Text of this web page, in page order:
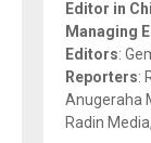
r
:
Editor in
Managing
Editors:
Reporters:
Anugeraha
Radin